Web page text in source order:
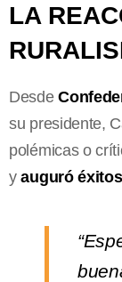
LA
Desde
su presidente,
polémicas o
yauguró